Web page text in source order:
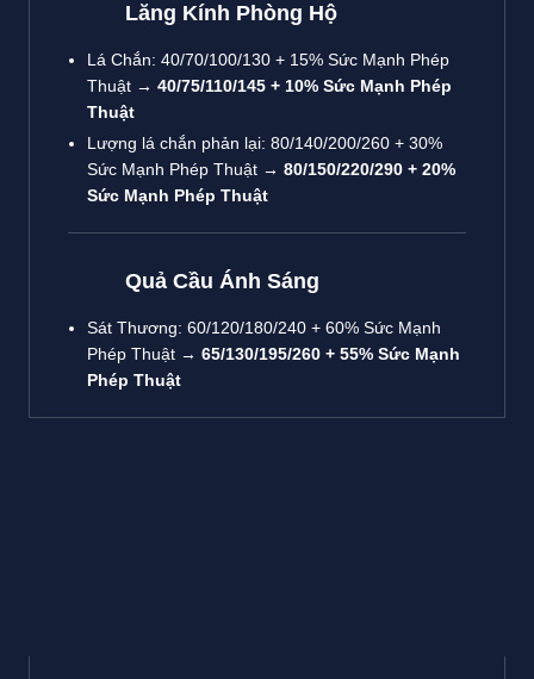
Lăng Kính Phòng Hộ
Lá Chắn: 40/70/100/130 + 15% Sức Mạnh Phép
Thuật → 40/75/110/145 + 10% Sức Mạnh Phép
Thuật
Lượng lá chắn phản lại: 80/140/200/260 + 30%
Sức Mạnh Phép Thuật → 80/150/220/290 + 20%
Sức Mạnh Phép Thuật
Quả Cầu Ánh Sáng
Sát Thương: 60/120/180/240 + 60% Sức Mạnh
Phép Thuật → 65/130/195/260 + 55% Sức Mạnh
Phép Thuật